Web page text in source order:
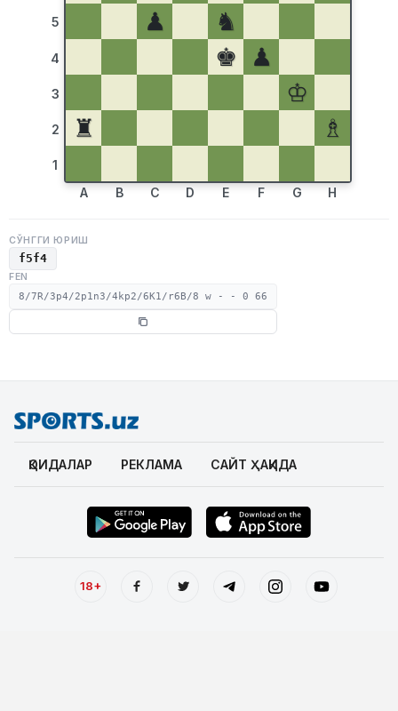
5
4
3
2
1
♟
♞
♚
♟
♔
♜
♗
A B C D E F G H
СЎНГГИ ЮРИШ
f5f4
FEN
8/7R/3p4/2p1n3/4kp2/6K1/r6B/8 w - - 0 66
ҚОИДАЛАР РЕКЛАМА САЙТ ҲАҚИДА
18+